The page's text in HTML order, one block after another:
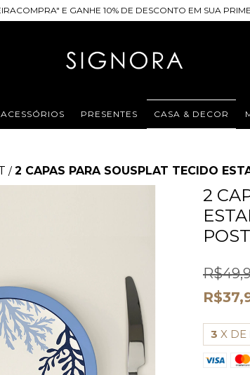
E GANHE 10% DE DESCONTO EM SUA
ACESSÓRIOS PRESENTES CASA & DECOR
/ 2 CAPAS PARA SOUSPLAT TECIDO
2
3 X DE